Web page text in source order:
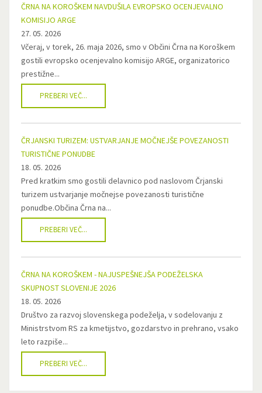
ČRNA NA KOROŠKEM NAVDUŠILA EVROPSKO OCENJEVALNO
KOMISIJO ARGE
27. 05. 2026
Včeraj, v torek, 26. maja 2026, smo v Občini Črna na Koroškem
gostili evropsko ocenjevalno komisijo ARGE, organizatorico
prestižne...
PREBERI VEČ...
ČRJANSKI TURIZEM: USTVARJANJE MOČNEJŠE POVEZANOSTI
TURISTIČNE PONUDBE
18. 05. 2026
Pred kratkim smo gostili delavnico pod naslovom Črjanski
turizem ustvarjanje močnejse povezanosti turistične
ponudbe.Občina Črna na...
PREBERI VEČ...
ČRNA NA KOROŠKEM - NAJUSPEŠNEJŠA PODEŽELSKA
SKUPNOST SLOVENIJE 2026
18. 05. 2026
Društvo za razvoj slovenskega podeželja, v sodelovanju z
Ministrstvom RS za kmetijstvo, gozdarstvo in prehrano, vsako
leto razpiše...
PREBERI VEČ...